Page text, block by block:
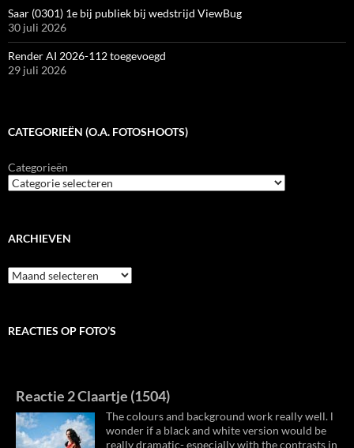
Saar (0301) 1e bij publiek bij wedstrijd ViewBug
30 juli 2026
Render AI 2026-112 toegevoegd
29 juli 2026
CATEGORIEËN (O.A. FOTOSHOOTS)
Categorieën
ARCHIEVEN
Archieven
REACTIES OP FOTO’S
Reactie 2 Claartje (1504)
The colours and background work really well. l
wonder if a black and white version would be
really dramatic- especially with the contrasts in